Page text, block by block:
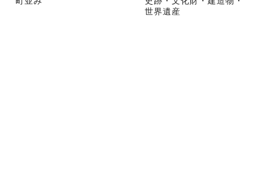
世界遺産